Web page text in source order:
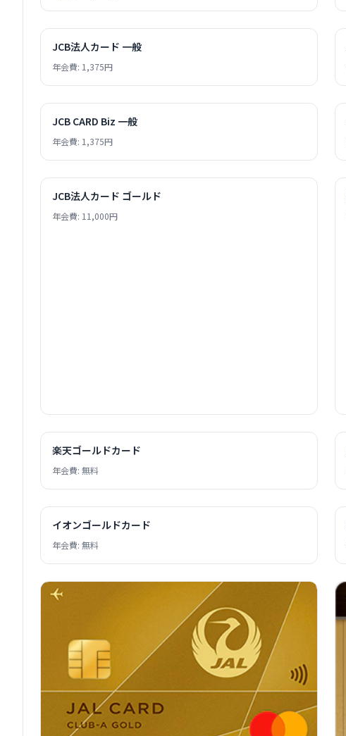
JCB法人カード 一般
年会費: 1,375円
JCB CARD Biz 一般
年会費: 1,375円
JCB法人カード ゴールド
年会費: 11,000円
楽天ゴールドカード
年会費: 無料
イオンゴールドカード
年会費: 無料